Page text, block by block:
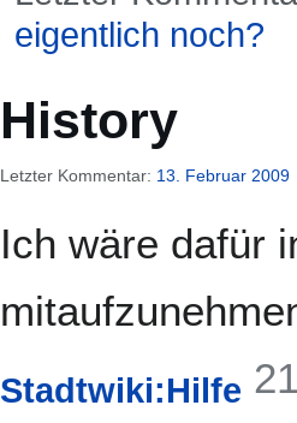
eigentlich noch?
Navigation
springen
Suche
springen
History
Letzter Kommentar: 13. Februar 2009
Ich wäre dafür
Stadtwiki:Hilfe